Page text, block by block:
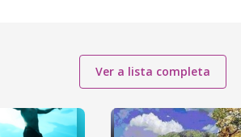
Ver a lista completa